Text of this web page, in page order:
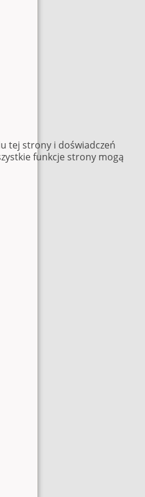
tej strony i doświadczeń
funkcje strony mogą